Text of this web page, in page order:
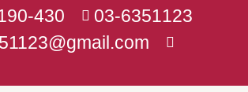
03-6351123
430